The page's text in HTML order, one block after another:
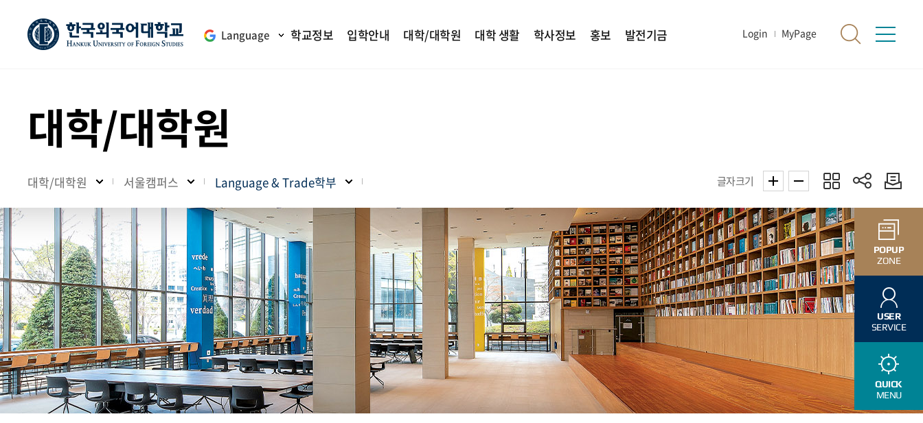
Language 학교정보 입학안내 대학/대학원 대학 생활 학사정보 홍보 발전기금 Login MyPage
대학/대학원
대학/대학원 서울캠퍼스 Language & Trade학부 글자크기
POPUP
ZONE
USER
SERVICE
QUICK
MENU